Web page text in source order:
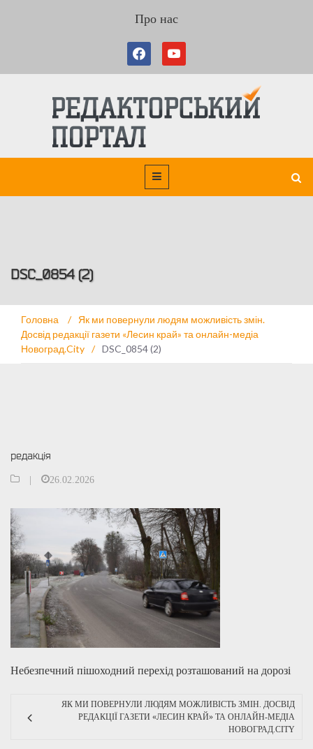
Про нас
DSC_0854 (2)
Головна /
Як ми повернули людям можливість змін.
Досвід редакції газети «Лесин край» та онлайн-медіа
Новоград.City / DSC_0854 (2)
редакція
26.02.2026
Небезпечний пішоходний перехід розташований на дорозі
ЯК МИ ПОВЕРНУЛИ ЛЮДЯМ МОЖЛИВІСТЬ ЗМІН. ДОСВІД
РЕДАКЦІЇ ГАЗЕТИ «ЛЕСИН КРАЙ» ТА ОНЛАЙН-МЕДІА
НОВОГРАД.CITY